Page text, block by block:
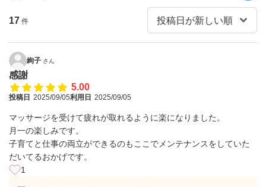
17 件
絢子 さん
感謝
5.00
投稿日 2025/09/05利用日 2025/09/05
マッサージを受けて疲れが取れるように楽になりました。
月一の楽しみです。
子育てと仕事の両立ができるのもここでメンテナンスをしていた
だいてるおかげです。
1